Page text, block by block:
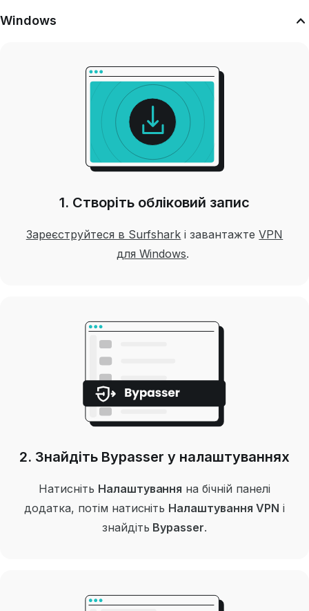
Windows
1. Створіть обліковий запис
Зареєструйтеся в Surfshark і завантажтеVPN
для Windows.
2. Знайдіть Bypasser у налаштуваннях
Натисніть Налаштування на бічній панелі
додатка, потім натисніть Налаштування VPN і
знайдіть Bypasser.